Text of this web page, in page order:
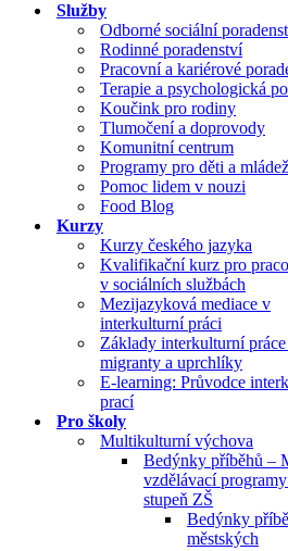
Služby
Odborné sociální
Rodinné poradenství
Pracovní a kariérové
Terapie a psychologická
Koučink pro rodiny
Tlumočení a doprovody
Komunitní centrum
Programy pro děti a mládež
Pomoc lidem v nouzi
Food Blog
Kurzy
Kurzy českého jazyka
Kvalifikační kurz pro
v sociálních službách
Mezijazyková mediace v
interkulturní práci
Základy interkulturní práce
migranty a uprchlíky
E-learning: Průvodce
prací
Pro školy
Multikulturní výchova
Bedýnky příběhů –
vzdělávací
stupeň ZŠ
Bedýnky
městských